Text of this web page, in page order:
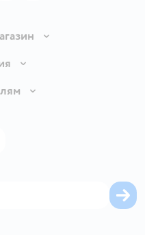
файлов cookie